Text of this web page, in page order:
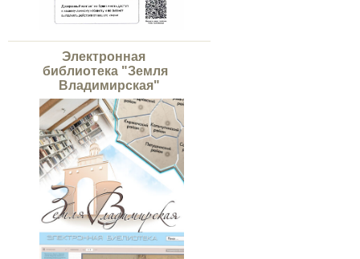
Электронная
библиотека "Земля
Владимирская"